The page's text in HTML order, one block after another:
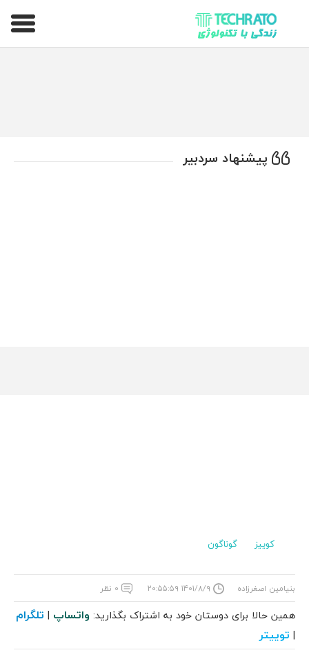
تکراتو – زندگی با تکنولوژی
پیشنهاد سردبیر
کوییز گوناگون
بنیامین اصغرزاده ۱۴۰۱/۸/۹ ۲۰:۵۵:۵۹ ۰ نظر
همین حالا برای دوستان خود به اشتراک بگذارید: واتساپ | تلگرام
| توییتر